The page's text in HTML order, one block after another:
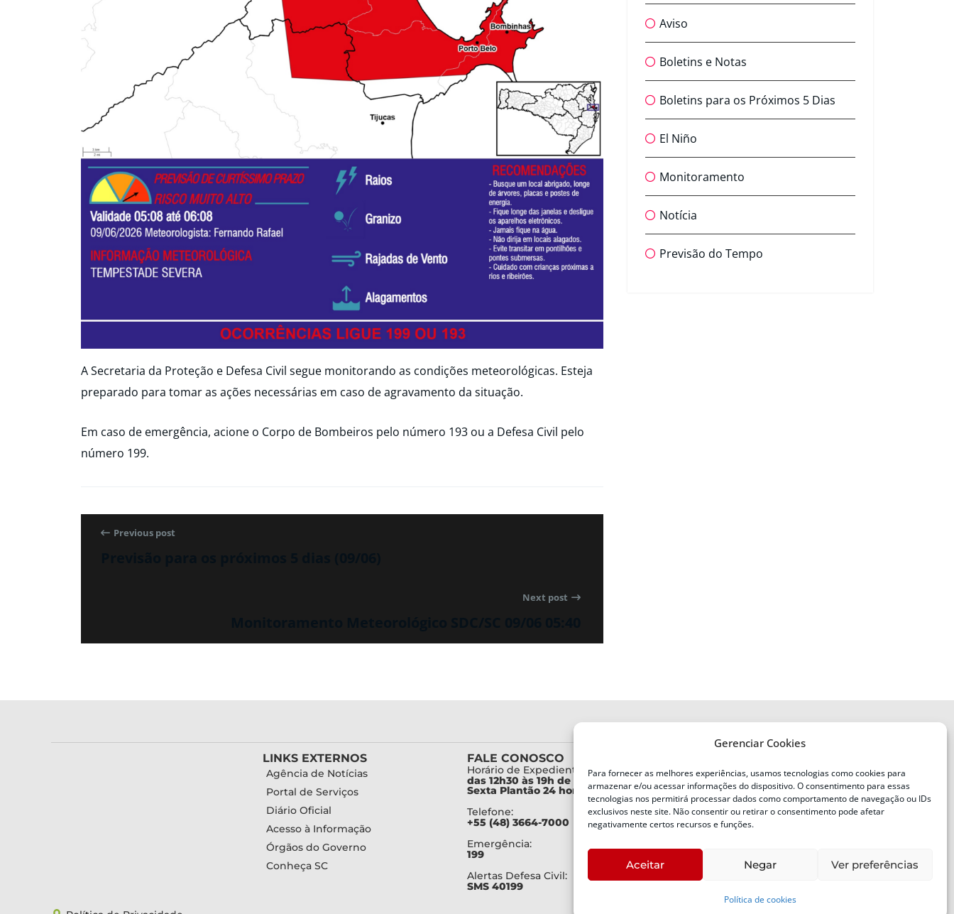
Gerenciar Cookies
Para fornecer as melhores experiências, usamos tecnologias como cookies para
armazenar e/ou acessar informações do dispositivo. O consentimento para essas
tecnologias nos permitirá processar dados como comportamento de navegação ou IDs
exclusivos neste site. Não consentir ou retirar o consentimento pode afetar
negativamente certos recursos e funções.
Aceitar Negar Ver preferências
Política de cookies
A Secretaria da Proteção e Defesa Civil segue monitorando as condições meteorológicas. Esteja
preparado para tomar as ações necessárias em caso de agravamento da situação.
Em caso de emergência, acione o Corpo de Bombeiros pelo número 193 ou a Defesa Civil pelo
número 199.
Previous post
Next post
Aviso
Boletins e Notas
Boletins para os Próximos 5 Dias
El Niño
Monitoramento
Notícia
Previsão do Tempo
LINKS EXTERNOS
Agência de Notícias
Portal de Serviços
Diário Oficial
Acesso à Informação
Órgãos do Governo
Conheça SC
FALE CONOSCO
Horário de Expediente:
das 12h30 às 19h de Segunda a
Sexta Plantão 24 horas diariamente
Telefone:
+55 (48) 3664-7000
Emergência:
199
Alertas Defesa Civil:
SMS 40199
Defesa Civil do Estado de Santa
Catarina
Av. Ivo Silveira, nº 2320
Bairro:
Capoeiras, Florianópolis, SC
88085-001